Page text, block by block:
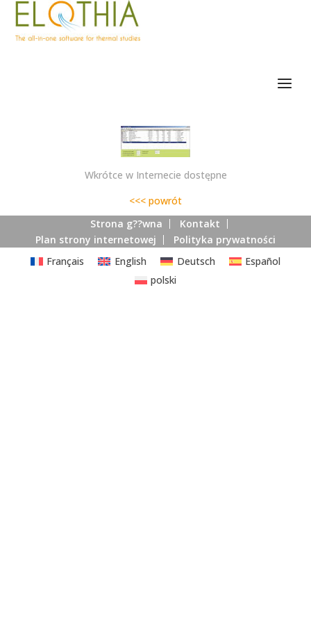
Wkrótce w Internecie dostępne
<<< powrót
Strona g??wna
Kontakt
Plan strony internetowej
Polityka prywatności
Français
English Deutsch
Español
polski